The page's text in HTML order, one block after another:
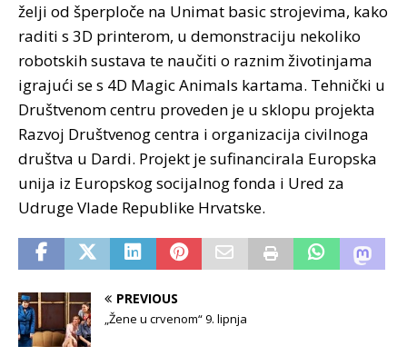
želji od šperploče na Unimat basic strojevima, kako
raditi s 3D printerom, u demonstraciju nekoliko
robotskih sustava te naučiti o raznim životinjama
igrajući se s 4D Magic Animals kartama. Tehnički u
Društvenom centru proveden je u sklopu projekta
Razvoj Društvenog centra i organizacija civilnoga
društva u Dardi. Projekt je sufinancirala Europska
unija iz Europskog socijalnog fonda i Ured za
Udruge Vlade Republike Hrvatske.
PREVIOUS
„Žene u crvenom“ 9. lipnja